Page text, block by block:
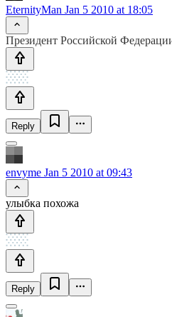
EternityMan Jan 5 2010 at 18:05
Президент Российской
Reply
envyme Jan 5 2010 at 09:43
улыбка похожа
Reply